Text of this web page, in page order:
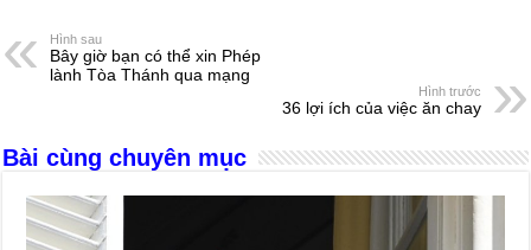
e
b
o
k
n
er
A
p
d
Hình sau
Bây giờ bạn có thể xin Phép
lành Tòa Thánh qua mạng
Hình trước
36 lợi ích của việc ăn chay
Bài cùng chuyên mục